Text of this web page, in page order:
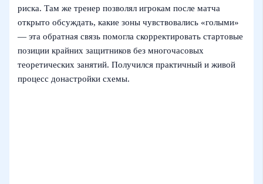
риска. Там же тренер позволял игрокам после матча
открыто обсуждать, какие зоны чувствовались «голыми»
— эта обратная связь помогла скорректировать стартовые
позиции крайних защитников без многочасовых
теоретических занятий. Получился практичный и живой
процесс донастройки схемы.